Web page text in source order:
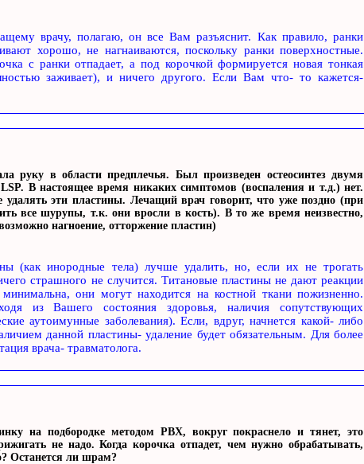
врачу, полагаю, он все Вам разъяснит. Как правило, ранки
хорошо, не нагнаиваются, поскольку ранки поверхностные.
с ранки отпадает, а под корочкой формируется новая тонкая
заживает), и ничего другого. Если Вам что- то кажется-
руку в области предплечья. Был произведен остеосинтез двумя
В настоящее время никаких симптомов (воспаления и т.д.) нет.
эти пластины. Лечащий врач говорит, что уже поздно (при
все шурупы, т.к. они вросли в кость). В то же время неизвестно,
нагноение, отторжение пластин)
(как инородные тела) лучше удалить, но, если их не трогать
страшного не случится. Титановые пластины не дают реакции
они могут находится на костной ткани пожизненно.
из Вашего состояния здоровья, наличия сопутствующих
аутоимунные заболевания). Если, вдруг, начнется какой- либо
данной пластины- удаление будет обязательным. Для более
врача- травматолога.
на подбородке методом РВХ, вокруг покраснело и тянет, это
не надо. Когда корочка отпадет, чем нужно обрабатывать,
Останется ли шрам?